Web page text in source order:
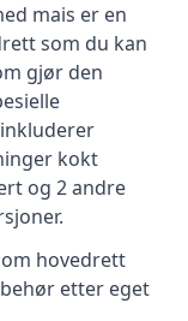
mais er en
som du kan
gjør den
kokt
og 2 andre
hovedrett
etter eget